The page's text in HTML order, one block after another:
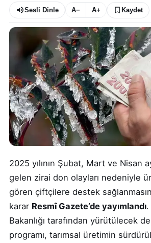
Sesli Dinle A− A+ Kaydet
2025 yılının Şubat, Mart ve Nisan
gelen zirai don olayları nedeniyle
gören çiftçilere destek
karar Resmî Gazete’de yayımlandı.
Bakanlığı tarafından yürütülecek
programı, tarımsal üretimin